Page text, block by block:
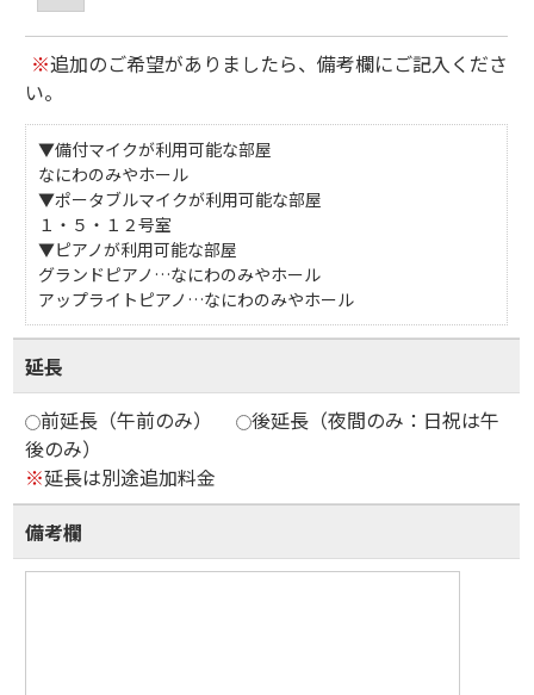
※追加のご希望がありましたら、備考欄にご記入くださ
い。
▼備付マイクが利用可能な部屋
なにわのみやホール
▼ポータブルマイクが利用可能な部屋
１・５・１２号室
▼ピアノが利用可能な部屋
グランドピアノ…なにわのみやホール
アップライトピアノ…なにわのみやホール
延長
前延長（午前のみ）
後延長（夜間のみ：日祝は午
後のみ）
※延長は別途追加料金
備考欄